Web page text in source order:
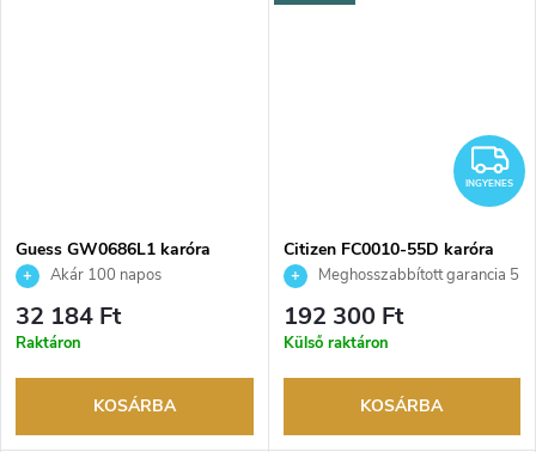
Guess GW0686L1 karóra
Akár 100 napos
visszaküldési lehetőség. Hivatalos
márkakereskedő.
32 184 Ft
Raktáron
KOSÁRBA
INGYENES
Citizen FC0010-55D karóra
Meghosszabbított garancia 5
évre. Akár 100 napos
visszaküldési lehetőség. Hivatalos
192 300 Ft
Külső raktáron
KOSÁRBA